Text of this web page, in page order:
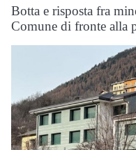
Botta e risposta fra
Comune di fronte alla